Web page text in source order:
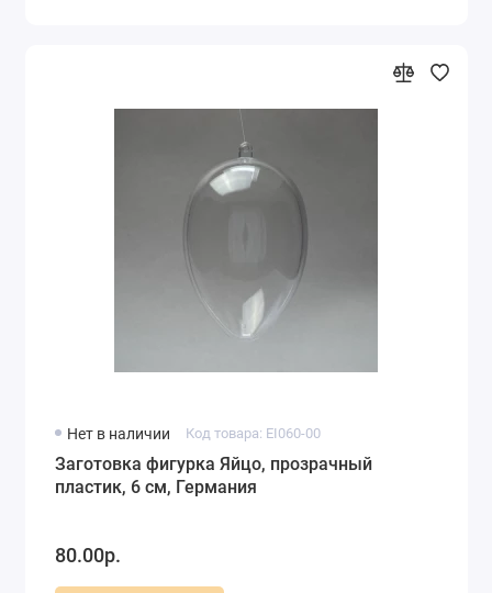
Нет в наличии Код товара: EI060-00
Заготовка фигурка Яйцо, прозрачный
пластик, 6 см, Германия
80.00р.